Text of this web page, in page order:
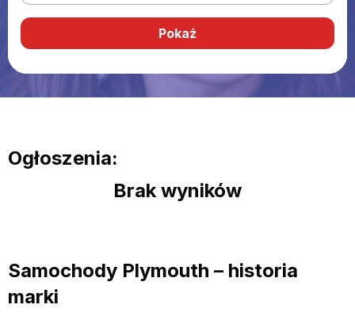
Ogłoszenia:
Brak wyników
Samochody Plymouth – historia
marki